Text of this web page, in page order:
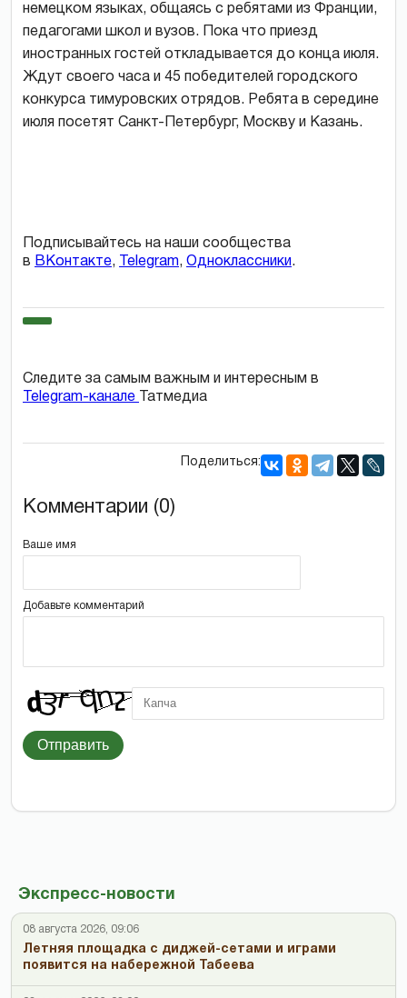
Экспресс-новости
08 августа 2026, 09:06
Летняя площадка с диджей-сетами и играми
появится на набережной Табеева
немецком языках, общаясь с ребятами из Франции,
педагогами школ и вузов. Пока что приезд
иностранных гостей откладывается до конца июля.
Ждут своего часа и 45 победителей городского
конкурса тимуровских отрядов. Ребята в середине
июля посетят Санкт-Петербург, Москву и Казань.
Подписывайтесь на наши сообщества
в ВКонтакте, Telegram, Одноклассники.
Следите за самым важным и интересным в
Telegram-канале
Татмедиа
Поделиться:
Комментарии (0)
Ваше имя
Добавьте комментарий
Отправить